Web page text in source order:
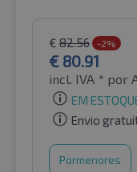
€ 82.56 -2%
€ 80.91
incl. IVA * por
EM
Envio
Pormenores